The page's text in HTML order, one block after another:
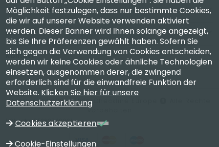
Unternehmen
Konto
Kontakt
Copyright 2003 - 2026 Checkline Europe
vorbehalten
USt-IdNr. DE262749861
Möglichkeit festzulegen, dass nur bestimmte Cookies,
die wir auf unserer Website verwenden aktiviert
werden. Dieser Banner wird Ihnen solange angezeigt,
bis Sie Ihre Präferenzen gewählt haben. Sofern Sie
sich gegen die Verwendung von Cookies entscheiden,
werden wir keine Cookies oder ähnliche Technologien
einsetzen, ausgenommen derer, die zwingend
erforderlich sind für die einwandfreie Funktion der
Website. Klicken Sie hier für unsere
Datenschutzerklärung
Cookies akzeptieren
Cookie-Einstellungen